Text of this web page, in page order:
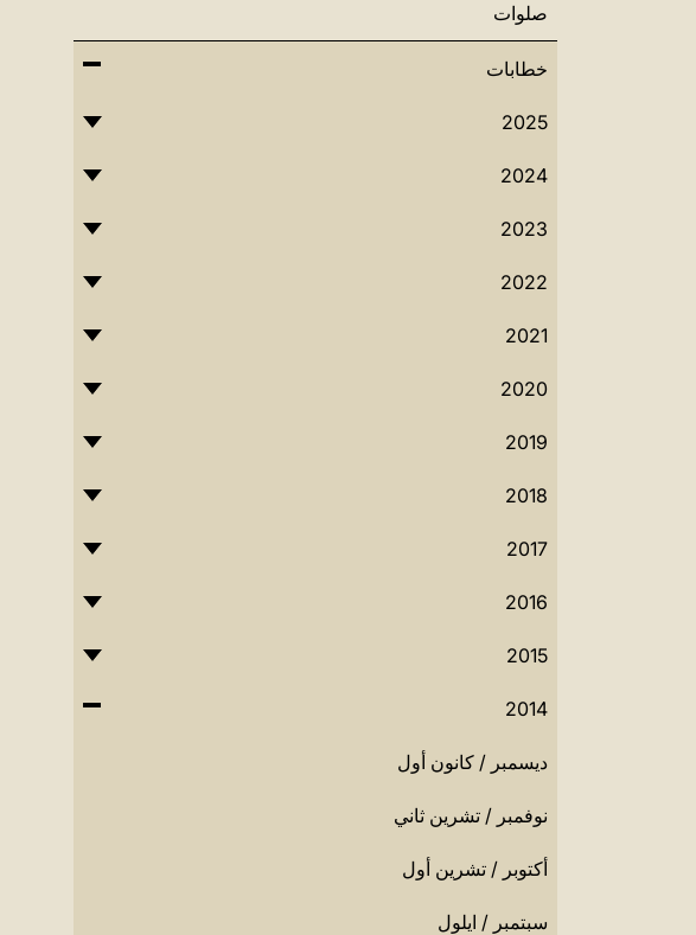
صلوات
خطابات
2025
2024
2023
2022
2021
2020
2019
2018
2017
2016
2015
2014
ديسمبر / كانون أول
نوفمبر / تشرين ثاني
أكتوبر / تشرين أول
سبتمبر / ايلول